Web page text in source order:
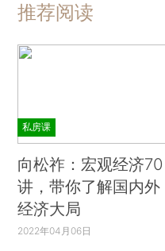
推荐阅读
私房课
向松祚：宏观经济70
讲，带你了解国内外
经济大局
2022年04月06日